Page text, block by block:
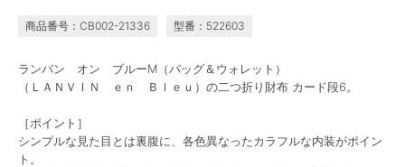
２つ折 ５１６６０４
¥19,800
３つ折 ５１６６０５
¥
18,700
２つ折 ５２９６１４
¥18,700
商品番号：CB002-21336 型番：522603
ランバン オン ブルーM（バッグ＆ウォレット）
（ＬＡＮＶＩＮ ｅｎ Ｂｌｅｕ）の二つ折り財布 カード段6。
［ポイント］
シンプルな見た目とは裏腹に、各色異なったカラフルな内装がポイン
ト。